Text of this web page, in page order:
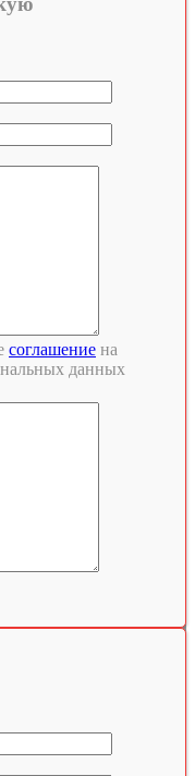
соглашение на
данных